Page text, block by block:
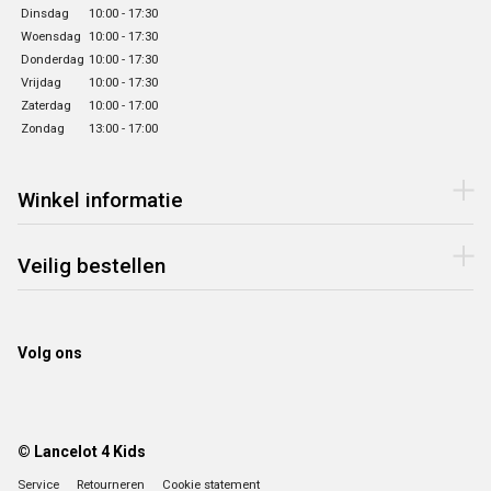
Dinsdag
10:00 - 17:30
Woensdag 10:00 - 17:30
Donderdag 10:00 - 17:30
Vrijdag
10:00 - 17:30
Zaterdag
10:00 - 17:00
Zondag
13:00 - 17:00
Winkel informatie
Veilig bestellen
Volg ons
© Lancelot 4 Kids
Service Retourneren Cookie statement